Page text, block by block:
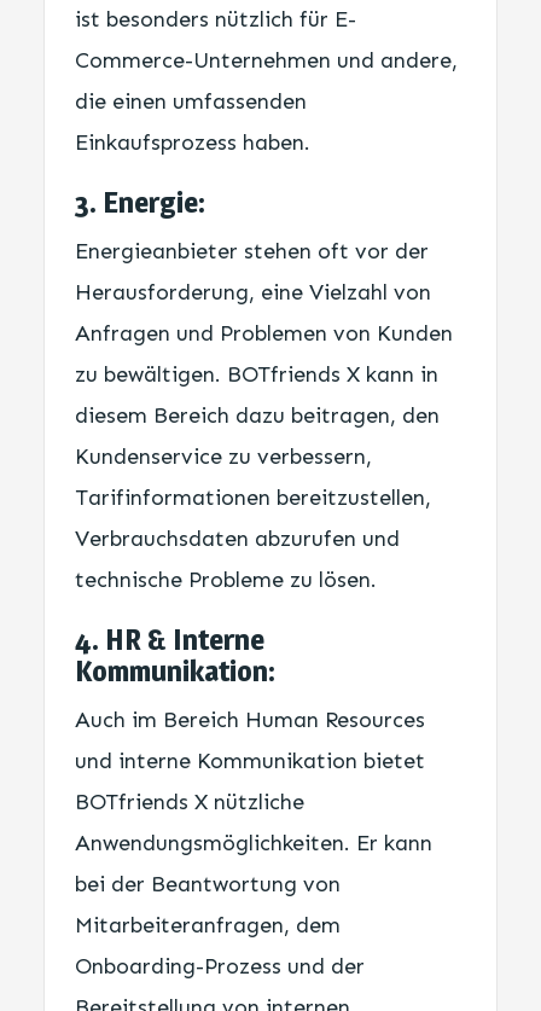
ist besonders nützlich für E-
Commerce-Unternehmen und andere,
die einen umfassenden
Einkaufsprozess haben.
3. Energie:
Energieanbieter stehen oft vor der
Herausforderung, eine Vielzahl von
Anfragen und Problemen von Kunden
zu bewältigen. BOTfriends X kann in
diesem Bereich dazu beitragen, den
Kundenservice zu verbessern,
Tarifinformationen bereitzustellen,
Verbrauchsdaten abzurufen und
technische Probleme zu lösen.
4. HR & Interne
Kommunikation:
Auch im Bereich Human Resources
und interne Kommunikation bietet
BOTfriends X nützliche
Anwendungsmöglichkeiten. Er kann
bei der Beantwortung von
Mitarbeiteranfragen, dem
Onboarding-Prozess und der